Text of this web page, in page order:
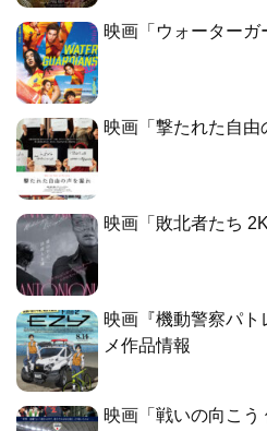
映画「ウォーターガ
映画「撃たれた自由
映画「敗北者たち
映画『機動警察パ
メ作品情報
映画「戦いの向こ